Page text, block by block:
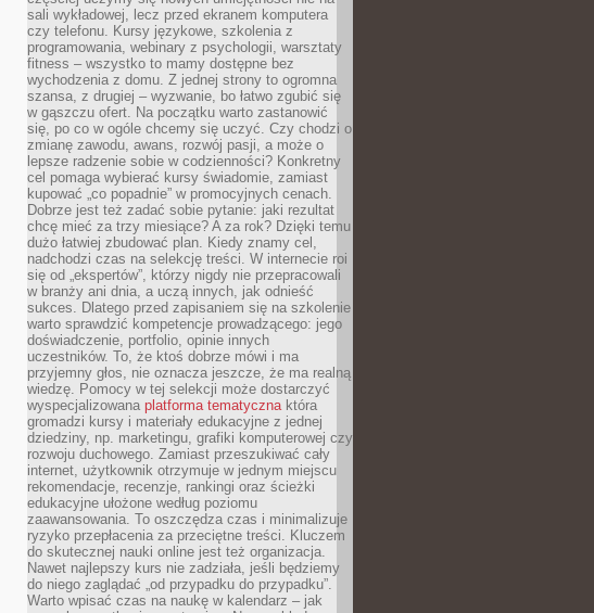
sali wykładowej, lecz przed ekranem komputera
czy telefonu. Kursy językowe, szkolenia z
programowania, webinary z psychologii, warsztaty
fitness – wszystko to mamy dostępne bez
wychodzenia z domu. Z jednej strony to ogromna
szansa, z drugiej – wyzwanie, bo łatwo zgubić się
w gąszczu ofert. Na początku warto zastanowić
się, po co w ogóle chcemy się uczyć. Czy chodzi o
zmianę zawodu, awans, rozwój pasji, a może o
lepsze radzenie sobie w codzienności? Konkretny
cel pomaga wybierać kursy świadomie, zamiast
kupować „co popadnie” w promocyjnych cenach.
Dobrze jest też zadać sobie pytanie: jaki rezultat
chcę mieć za trzy miesiące? A za rok? Dzięki temu
dużo łatwiej zbudować plan. Kiedy znamy cel,
nadchodzi czas na selekcję treści. W internecie roi
się od „ekspertów”, którzy nigdy nie przepracowali
w branży ani dnia, a uczą innych, jak odnieść
sukces. Dlatego przed zapisaniem się na szkolenie
warto sprawdzić kompetencje prowadzącego: jego
doświadczenie, portfolio, opinie innych
uczestników. To, że ktoś dobrze mówi i ma
przyjemny głos, nie oznacza jeszcze, że ma realną
wiedzę. Pomocy w tej selekcji może dostarczyć
wyspecjalizowana platforma tematycznaktóra
gromadzi kursy i materiały edukacyjne z jednej
dziedziny, np. marketingu, grafiki komputerowej czy
rozwoju duchowego. Zamiast przeszukiwać cały
internet, użytkownik otrzymuje w jednym miejscu
rekomendacje, recenzje, rankingi oraz ścieżki
edukacyjne ułożone według poziomu
zaawansowania. To oszczędza czas i minimalizuje
ryzyko przepłacenia za przeciętne treści. Kluczem
do skutecznej nauki online jest też organizacja.
Nawet najlepszy kurs nie zadziała, jeśli będziemy
do niego zaglądać „od przypadku do przypadku”.
Warto wpisać czas na naukę w kalendarz – jak